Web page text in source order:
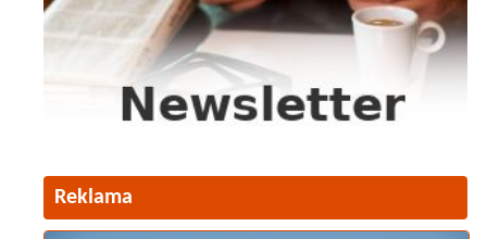
Reklama